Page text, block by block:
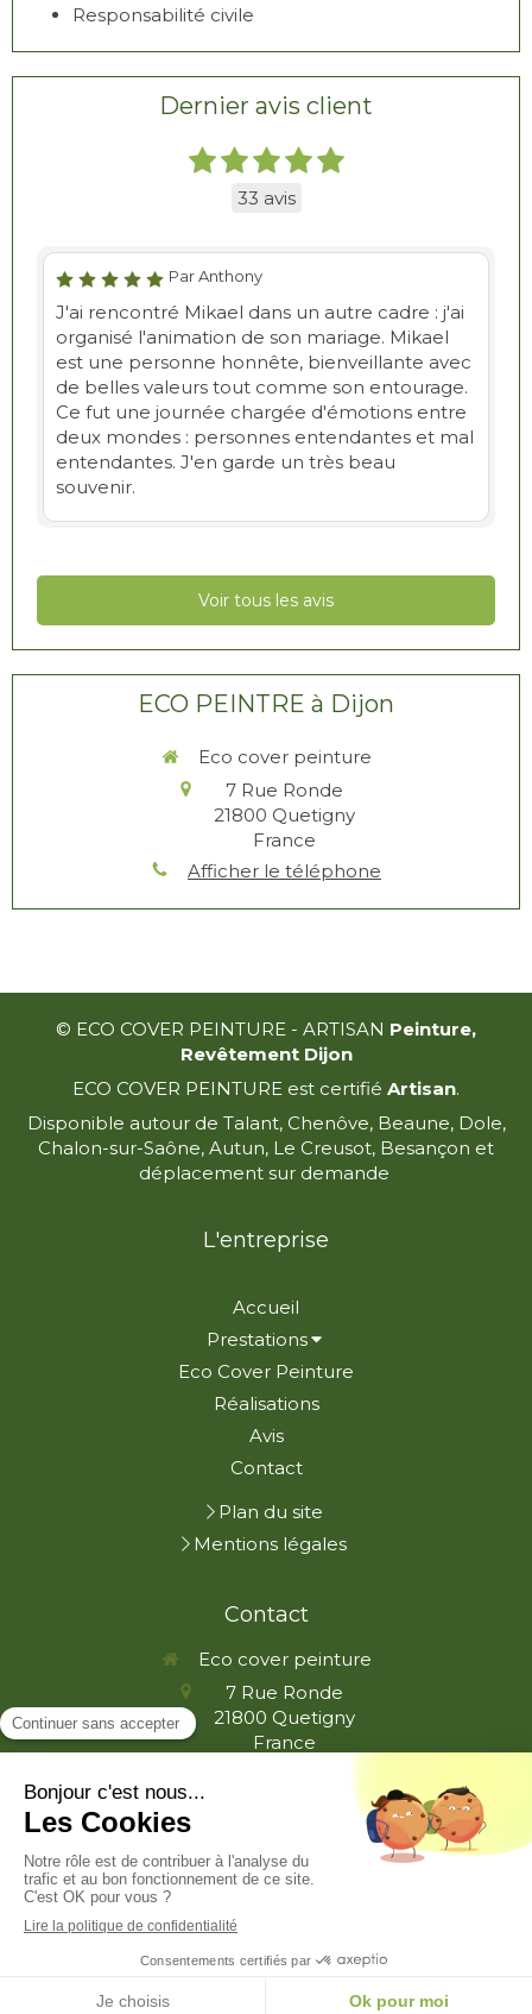
Responsabilité civile
Dernier avis client
33 avis
Par Anthony
J'ai rencontré Mikael dans un autre cadre : j'ai
organisé l'animation de son mariage. Mikael
est une personne honnête, bienveillante avec
de belles valeurs tout comme son entourage.
Ce fut une journée chargée d'émotions entre
deux mondes : personnes entendantes et mal
entendantes. J'en garde un très beau
souvenir.
Voir tous les avis
ECO PEINTRE à Dijon
Eco cover peinture
7 Rue Ronde
21800 Quetigny
France
Afficher le téléphone
© ECO COVER PEINTURE - ARTISAN Peinture,
Revêtement Dijon
ECO COVER PEINTURE est certifié Artisan.
Disponible autour de Talant, Chenôve, Beaune, Dole,
Chalon-sur-Saône, Autun, Le Creusot, Besançon et
déplacement sur demande
L'entreprise
Accueil
Prestations
Eco Cover Peinture
Réalisations
Avis
Contact
Plan du site
Mentions légales
Contact
Eco cover peinture
7 Rue Ronde
21800 Quetigny
France
Création et référencement du site par Simplébo
Ce site a été proposé par la